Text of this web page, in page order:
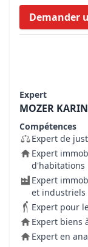
Demander
Expert
MOZER
Compétences
Expert de
Expert
d'habitations
Expert
et industriels
Expert pour
Expert biens
Expert en